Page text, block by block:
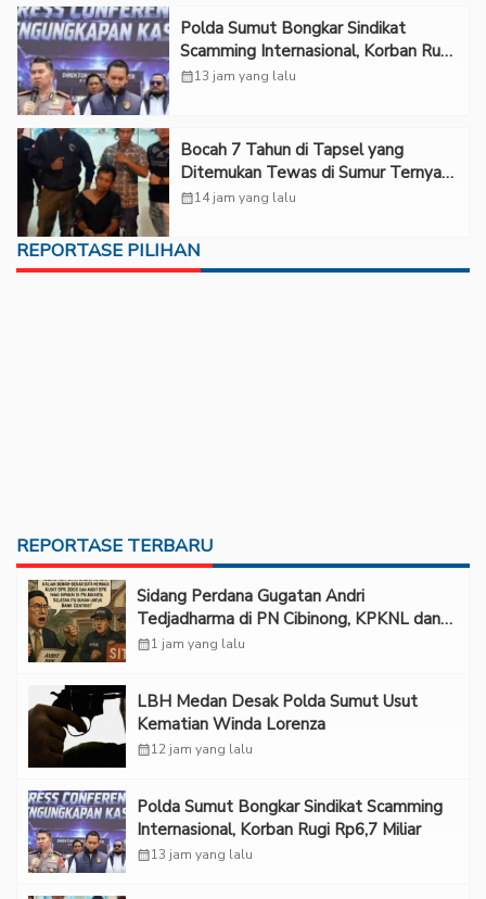
Polda Sumut Bongkar Sindikat
Scamming Internasional, Korban Rugi
Rp6,7 Miliar
calendar_month13 jam yang lalu
Bocah 7 Tahun di Tapsel yang
Ditemukan Tewas di Sumur Ternyata
Korban Kekerasan Seksual
calendar_month14 jam yang lalu
REPORTASE PILIHAN
REPORTASE TERBARU
Sidang Perdana Gugatan Andri
Tedjadharma di PN Cibinong, KPKNL dan
PUPN Mangkir
calendar_month1 jam yang lalu
LBH Medan Desak Polda Sumut Usut
Kematian Winda Lorenza
calendar_month12 jam yang lalu
Polda Sumut Bongkar Sindikat Scamming
Internasional, Korban Rugi Rp6,7 Miliar
calendar_month13 jam yang lalu